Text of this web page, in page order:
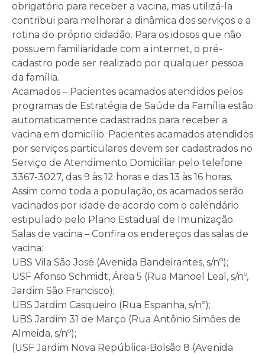
obrigatório para receber a vacina, mas utilizá-la
contribui para melhorar a dinâmica dos serviços e a
rotina do próprio cidadão. Para os idosos que não
possuem familiaridade com a internet, o pré-
cadastro pode ser realizado por qualquer pessoa
da família.
Acamados – Pacientes acamados atendidos pelos
programas de Estratégia de Saúde da Família estão
automaticamente cadastrados para receber a
vacina em domicílio. Pacientes acamados atendidos
por serviços particulares devem ser cadastrados no
Serviço de Atendimento Domiciliar pelo telefone
3367-3027, das 9 às 12 horas e das 13 às 16 horas.
Assim como toda a população, os acamados serão
vacinados por idade de acordo com o calendário
estipulado pelo Plano Estadual de Imunização.
Salas de vacina – Confira os endereços das salas de
vacina:
UBS Vila São José (Avenida Bandeirantes, s/nº);
USF Afonso Schmidt, Área 5 (Rua Manoel Leal, s/nº,
Jardim São Francisco);
UBS Jardim Casqueiro (Rua Espanha, s/nº);
UBS Jardim 31 de Março (Rua Antônio Simões de
Almeida, s/nº);
(USF Jardim Nova República-Bolsão 8 (Avenida